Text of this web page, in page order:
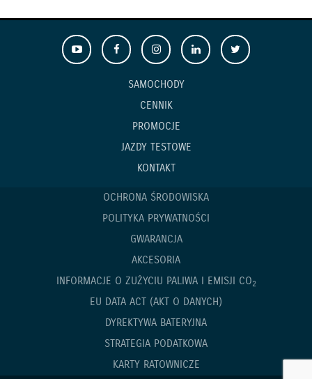
SAMOCHODY
CENNIK
PROMOCJE
JAZDY TESTOWE
KONTAKT
OCHRONA ŚRODOWISKA
POLITYKA PRYWATNOŚCI
GWARANCJA
AKCESORIA
INFORMACJE O ZUŻYCIU PALIWA I EMISJI CO2
EU DATA ACT (AKT O DANYCH)
DYREKTYWA BATERYJNA
STRATEGIA PODATKOWA
KARTY RATOWNICZE